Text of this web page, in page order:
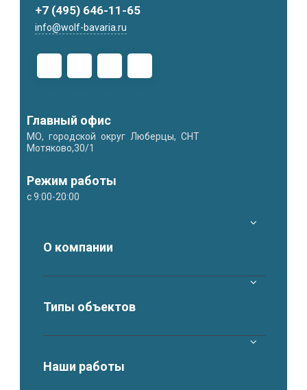
+7 (495) 646-11-65
info@wolf-bavaria.ru
Главный офис
МО, городской округ Люберцы, СНТ
Мотяково,30/1
Режим работы
с 9:00-20:00
О компании
Типы объектов
Наши работы